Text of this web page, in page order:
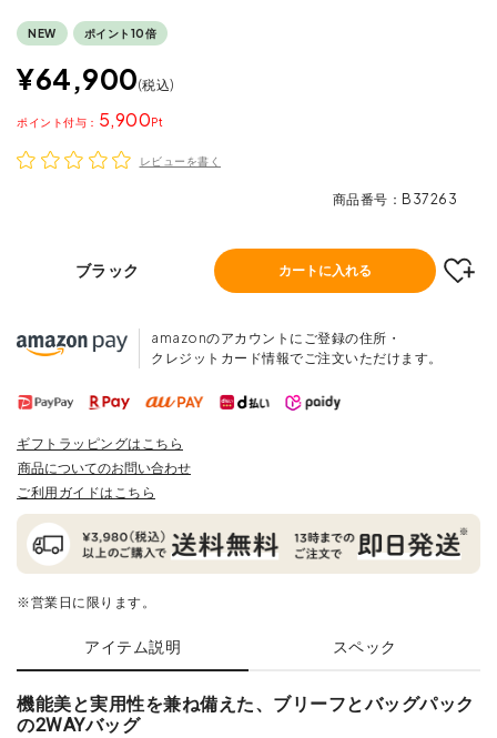
NEW ポイント10倍
¥64,900 税込
5,900
ポイント
レビューを書く
商品番号 B37263
ブラック カートに入れる
amazonのアカウントにご登録の住所・
クレジットカード情報でご注文いただけます。
ギフトラッピングはこちら
商品についてのお問い合わせ
ご利用ガイドはこちら
※営業日に限ります。
アイテム説明 スペック
機能美と実用性を兼ね備えた、ブリーフとバッグパック
の2WAYバッグ